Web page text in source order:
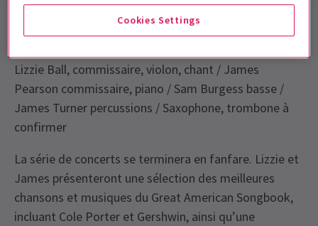
Lizzie Ball, commissaire, violon, chant / James
Pearson commissaire, piano / Sam Burgess basse /
James Turner percussions / Saxophone, trombone à
confirmer
La série de concerts se terminera en fanfare. Lizzie et
James présenteront une sélection des meilleures
chansons et musiques du Great American Songbook,
incluant Cole Porter et Gershwin, ainsi qu’une
Cookies Settings